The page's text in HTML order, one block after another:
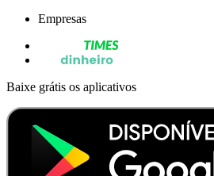
Empresas
Baixe grátis os aplicativos